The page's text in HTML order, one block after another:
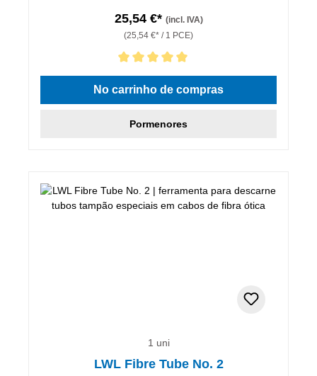
25,54 €* (incl. IVA)
(25,54 €* / 1 PCE)
Classificação média de 5 de 5 estrelas
No carrinho de compras
Pormenores
1 uni
LWL Fibre Tube No. 2